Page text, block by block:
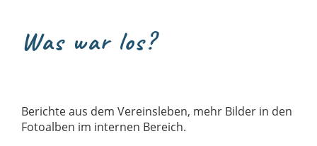
Was war los?
Berichte aus dem Vereinsleben, mehr Bilder in den
Fotoalben im internen Bereich.